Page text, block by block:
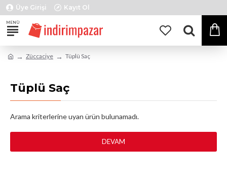
Üye Girişi Kayıt Ol
Züccaciye Tüplü Saç
Tüplü Saç
Arama kriterlerine uyan ürün bulunamadı.
DEVAM